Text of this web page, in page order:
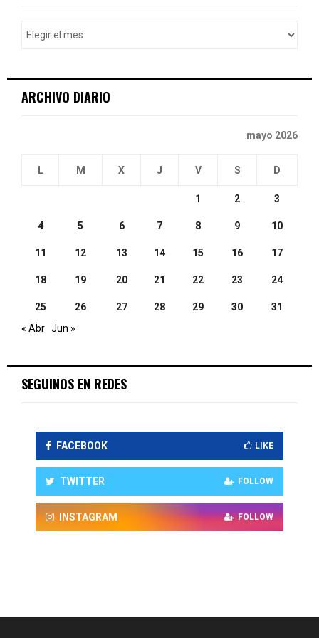
ARCHIVO DIARIO
mayo 2026
L M X J V S D
1 2 3
4 5 6 7 8 9 10
11 12 13 14 15 16 17
18 19 20 21 22 23 24
25 26 27 28 29 30
31
« Abr Jun »
SEGUINOS EN REDES
FACEBOOK LIKE
TWITTER FOLLOW
INSTAGRAM FOLLOW